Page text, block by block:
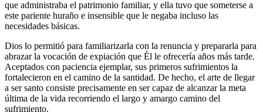
que administraba el patrimonio familiar, y ella tuvo que someterse a
este pariente huraño e insensible que le negaba incluso las
necesidades básicas.
Dios lo permitió para familiarizarla con la renuncia y prepararla para
abrazar la vocación de expiación que Él le ofrecería años más tarde.
Aceptados con paciencia ejemplar, sus primeros sufrimientos la
fortalecieron en el camino de la santidad. De hecho, el arte de llegar
a ser santo consiste precisamente en ser capaz de alcanzar la meta
última de la vida recorriendo el largo y amargo camino del
sufrimiento.